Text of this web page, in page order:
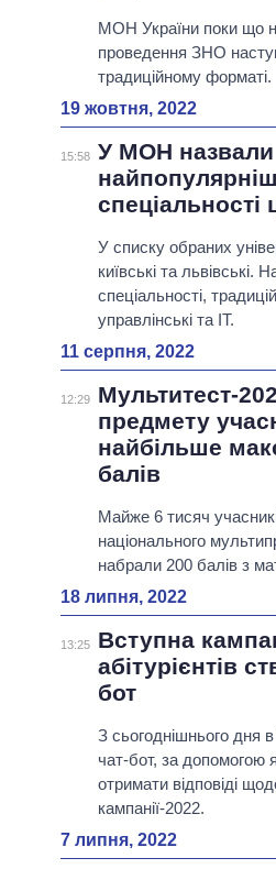
МОН України поки що
проведення ЗНО
традиційному форматі.
19 жовтня, 2022
15:58 У МОН назвали
спеціальності
У списку обраних
київські та львівські.
спеціальності,
управлінські та IT.
11 серпня, 2022
12:29
Мультитест-
предмету
найбільше
балів
Майже 6 тисяч
національного
набрали 200 балів з
18 липня, 2022
13:25
Вступна
абітурієнтів
бот
З сьогоднішнього дня
чат-бот, за допомогою
отримати відповіді
кампанії-2022.
7 липня, 2022